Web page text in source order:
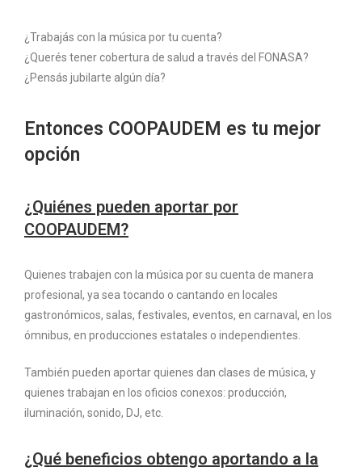
¿Trabajás con la música por tu cuenta?
¿Querés tener cobertura de salud a través del FONASA?
¿Pensás jubilarte algún día?
Entonces COOPAUDEM es tu mejor
opción
¿Quiénes pueden aportar por
COOPAUDEM?
Quienes trabajen con la música por su cuenta de manera
profesional, ya sea tocando o cantando en locales
gastronómicos, salas, festivales, eventos, en carnaval, en los
ómnibus, en producciones estatales o independientes.
También pueden aportar quienes dan clases de música, y
quienes trabajan en los oficios conexos: producción,
iluminación, sonido, DJ, etc.
¿Qué beneficios obtengo aportando a la